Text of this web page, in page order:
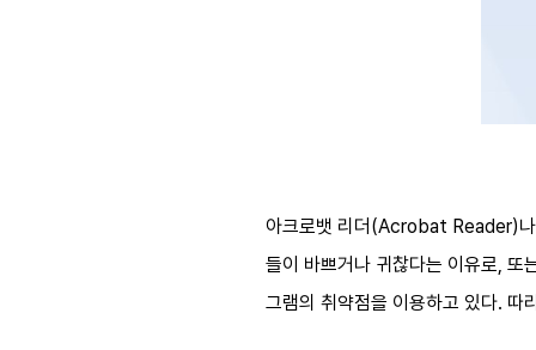
아크로뱃 리더(Acrobat Reader)나
들이 바쁘거나 귀찮다는 이유로, 또
그램의 취약점을 이용하고 있다. 따